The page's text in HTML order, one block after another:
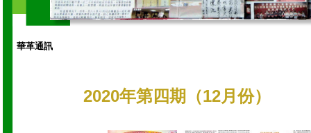
華革通訊
2020年第四期（12月份）